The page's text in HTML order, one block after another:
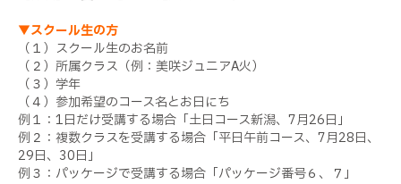
▼スクール生の方
（１）スクール生のお名前
（２）所属クラス（例：美咲ジュニアA火）
（３）学年
（４）参加希望のコース名とお日にち
例１：1日だけ受講する場合「土日コース新潟、7月26日」
例２：複数クラスを受講する場合「平日午前コース、7月28日、
29日、30日」
例３：パッケージで受講する場合「パッケージ番号６、７」